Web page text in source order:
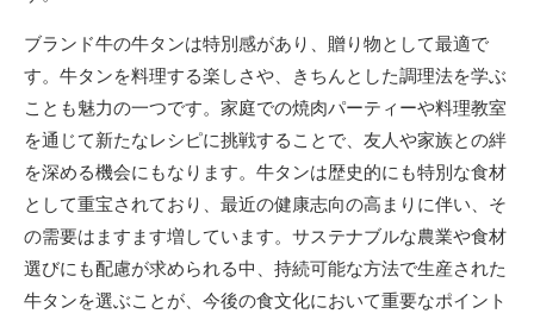
ブランド牛の牛タンは特別感があり、贈り物として最適で
す。牛タンを料理する楽しさや、きちんとした調理法を学ぶ
ことも魅力の一つです。家庭での焼肉パーティーや料理教室
を通じて新たなレシピに挑戦することで、友人や家族との絆
を深める機会にもなります。牛タンは歴史的にも特別な食材
として重宝されており、最近の健康志向の高まりに伴い、そ
の需要はますます増しています。サステナブルな農業や食材
選びにも配慮が求められる中、持続可能な方法で生産された
牛タンを選ぶことが、今後の食文化において重要なポイント